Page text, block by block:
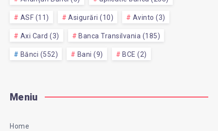
ASF (11) Asigurări (10) Avinto (3)
Axi Card (3) Banca Transilvania (185)
Bănci (552) Bani (9) BCE (2)
Meniu
Home